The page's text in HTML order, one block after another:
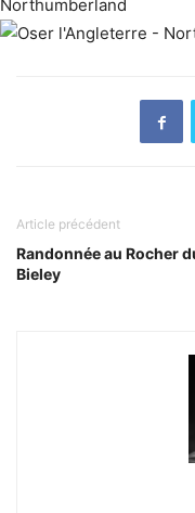
Article précédent
Randonnée au Rocher
Bieley